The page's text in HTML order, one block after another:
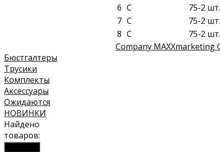
6 C 75-2
7 C 75-2
8 C 75-2
Company MAXXmarketing
Бюстгалтеры
Трусики
Комплекты
Аксессуары
Ожидаются
НОВИНКИ
Найдено
товаров: